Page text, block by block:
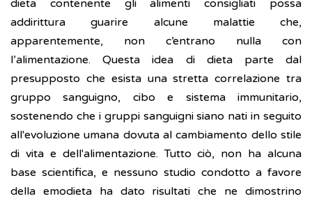
dieta contenente gli alimenti consigliati possa
addirittura guarire alcune malattie che,
apparentemente, non c’entrano nulla con
l’alimentazione. Questa idea di dieta parte dal
presupposto che esista una stretta correlazione tra
gruppo sanguigno, cibo e sistema immunitario,
sostenendo che i gruppi sanguigni siano nati in seguito
all'evoluzione umana dovuta al cambiamento dello stile
di vita e dell'alimentazione. Tutto ciò, non ha alcuna
base scientifica, e nessuno studio condotto a favore
della emodieta ha dato risultati che ne dimostrino